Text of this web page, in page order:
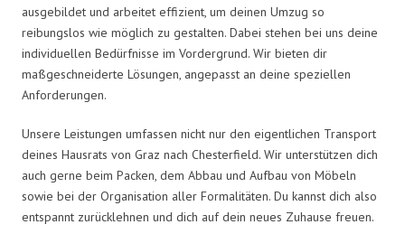
ausgebildet und arbeitet effizient, um deinen Umzug so
reibungslos wie möglich zu gestalten. Dabei stehen bei uns deine
individuellen Bedürfnisse im Vordergrund. Wir bieten dir
maßgeschneiderte Lösungen, angepasst an deine speziellen
Anforderungen.
Unsere Leistungen umfassen nicht nur den eigentlichen Transport
deines Hausrats von Graz nach Chesterfield. Wir unterstützen dich
auch gerne beim Packen, dem Abbau und Aufbau von Möbeln
sowie bei der Organisation aller Formalitäten. Du kannst dich also
entspannt zurücklehnen und dich auf dein neues Zuhause freuen.